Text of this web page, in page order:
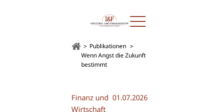
Publikationen
Wenn Angst die Zukunft
bestimmt
Finanz und
Wirtschaft
01.07.2026